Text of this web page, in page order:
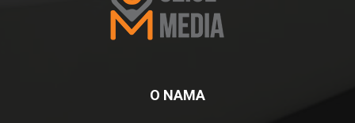
O NAMA